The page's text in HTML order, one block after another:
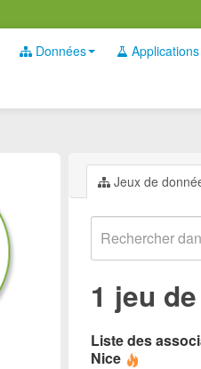
Données Applications
Jeux de
1 jeu
Liste des
Nice